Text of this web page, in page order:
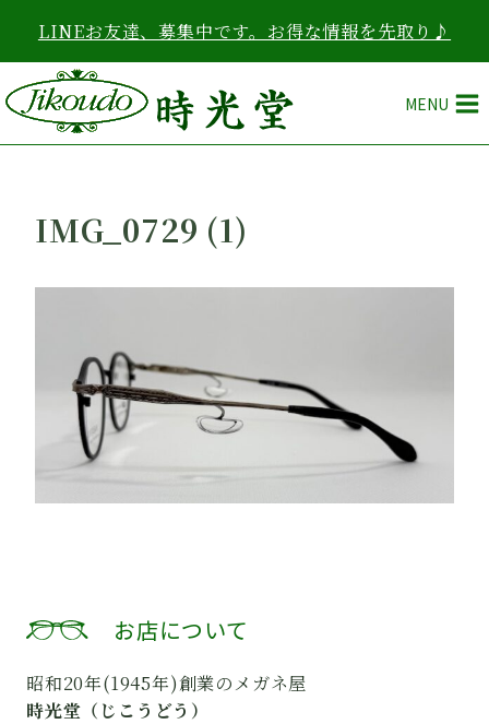
を
ス
キ
ッ
LINEお友達、募集中です。お得な情報を先取り♪
MENU
IMG_0729 (1)
お店について
昭和20年(1945年)創業のメガネ屋
時光堂（じこうどう）